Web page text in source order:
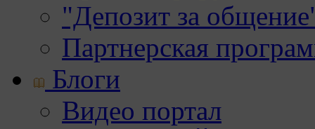
"Депозит за
Партнерская
Блоги
Видео портал